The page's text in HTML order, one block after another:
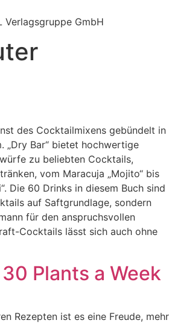
Verlagsgruppe GmbH
des Cocktailmixens gebündelt in
„Dry Bar“ bietet hochwertige
zu beliebten Cocktails,
vom Maracuja „Mojito“ bis
Die 60 Drinks in diesem Buch sind
auf Saftgrundlage, sondern
für den anspruchsvollen
Cocktails lässt sich auch ohne
Plants a Week
Rezepten ist es eine Freude, mehr